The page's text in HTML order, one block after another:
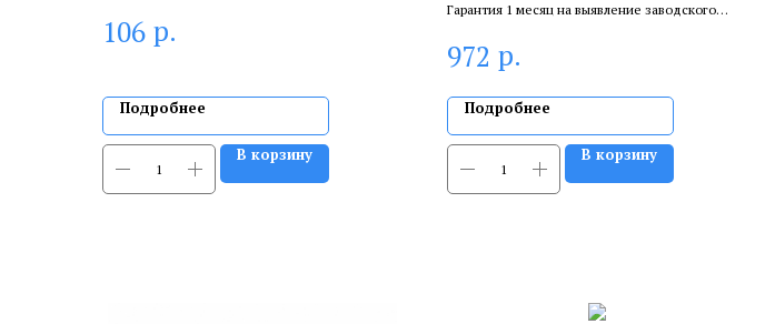
106 р.
Подробнее
В корзину
Гарантия 1 месяц на выявление заводского
сертифицированный специалист.
972 р.
Подробнее
В корзину